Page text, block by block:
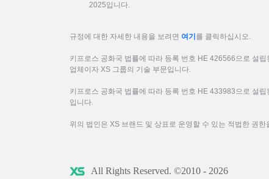
2025입니다.
규정에 대한 자세한 내용을 보려면 여기 를 클릭하십시오.
키프로스 공화국 법률에 따라 등록 번호 HE 426566으로 설
업체이자 XS 그룹의 기술 부문입니다.
키프로스 공화국 법률에 따라 등록 번호 HE 433983으로 설
입니다.
위의 법인은 XS 브랜드 및 상표로 운영할 수 있는 적법한 권한
All Rights Reserved. ©2010 - 2026